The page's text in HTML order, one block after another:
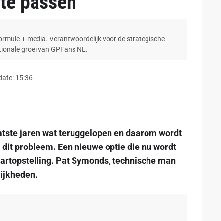
1-media. Verantwoordelijk voor de strategische
groei van GPFans NL.
15:36
jaren wat teruggelopen en daarom wordt
probleem. Een nieuwe optie die nu wordt
Pat Symonds, technische man